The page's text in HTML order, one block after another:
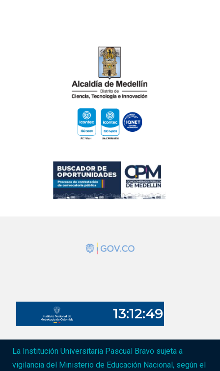
La Institución Universitaria Pascual Bravo sujeta a
vigilancia del Ministerio de Educación Nacional, según el